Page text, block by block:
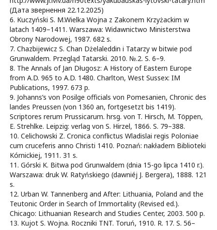
(Дата звернення 22.12.2025)
6. Kuczyński S. M.Wielka Wojna z Zakonem Krzyżackim w
latach 1409–1411. Warszawa: Widawnictwo Ministerstwa
Obrony Narodowej, 1987. 682 s.
7. Chazbijewicz S. Chan Dżelaleddin i Tatarzy w bitwie pod
Grunwaldem. Przegląd Tatarski. 2010. №.2. S. 6–9.
8. The Annals of Jan Długosz: A History of Eastern Europe
from A.D. 965 to A.D. 1480. Charlton, West Sussex: IM
Publications, 1997. 673 p.
9. Johanns’s von Posilge officials von Pomesanien, Chronic des
landes Preussen (von 1360 an, fortgesetzt bis 1419).
Scriptores rerum Prussicarum. hrsg. von T. Hirsch, M. Töppen,
E. Strehlke. Leipzig: verlag von S. Hirzel, 1866. S. 79–388.
10. Celichowski Z. Cronica conflictus Wladislai regis Poloniae
cum cruceferis anno Christi 1410. Poznań: nakładem Biblioteki
Kórnickiej, 1911. 31 s.
11. Górski K. Bitwa pod Grunwaldem (dnia 15-go lipca 1410 r.).
Warszawa: druk W. Ratyńskiego (dawniéj J. Bergera), 1888. 121
s.
12. Urban W. Tannenberg and After: Lithuania, Poland and the
Teutonic Order in Search of Immortality (Revised ed.).
Chicago: Lithuanian Research and Studies Center, 2003. 500 p.
13. Kujot S. Wojna. Roczniki TNT. Toruń, 1910. R. 17. S. 56–